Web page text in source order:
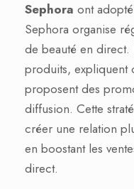
Sephora ont
Sephora organise
de beauté en direct.
produits, expliquent
proposent des
diffusion. Cette
créer une relation
en boostant les
direct.